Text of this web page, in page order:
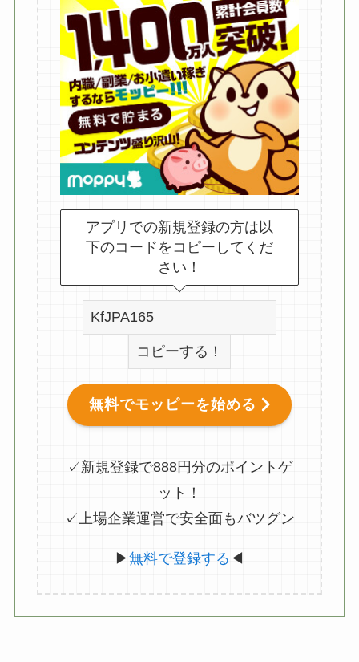
アプリでの新規登録の方は以
下のコードをコピーしてくだ
さい！
コピーする！
無料でモッピーを始める
✓新規登録で888円分のポイントゲ
ット！
✓上場企業運営で安全面もバツグン
▶無料で登録する ◀